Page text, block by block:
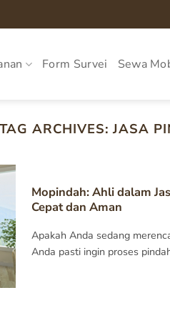
Form Survei Sewa
TAG ARCHIVES:JASA
Mopindah: Ahli dalam
Cepat dan Aman
Apakah Anda sedang
Anda pasti ingin proses